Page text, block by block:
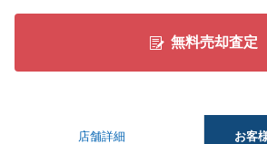
無料売却査定
店舗詳細 お客